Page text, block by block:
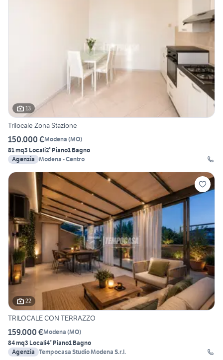
13
Trilocale Zona Stazione
150.000 €Modena (MO)
81 mq3 Locali2° Piano1 Bagno
Agenzia Modena - Centro
22
TRILOCALE CON TERRAZZO
159.000 €Modena (MO)
84 mq3 Locali4° Piano1 Bagno
Agenzia Tempocasa Studio Modena S.r.l.